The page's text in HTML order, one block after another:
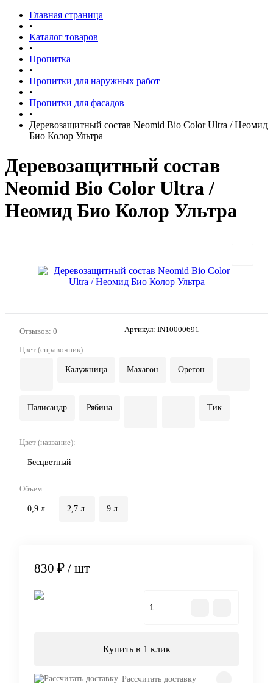
Главная страница
•
Каталог товаров
•
Пропитка
•
Пропитки для наружных работ
•
Пропитки для фасадов
•
Деревозащитный состав Neomid Bio Color Ultra / Неомид
Био Колор Ультра
Деревозащитный состав
Neomid Bio Color Ultra /
Неомид Био Колор Ультра
Отзывов: 0 Артикул: IN10000691
Цвет (справочник):
Калужница Махагон Орегон
Палисандр Рябина Тик
Цвет (название):
Бесцветный
Объем:
0,9 л. 2,7 л. 9 л.
830 ₽ / шт
Купить в 1 клик
Рассчитать доставку